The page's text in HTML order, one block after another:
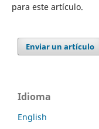
para este artículo.
Enviar un artículo
Idioma
English